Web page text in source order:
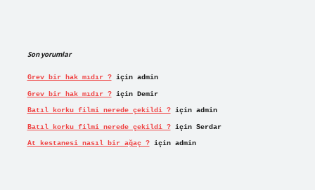
Son yorumlar
Grev bir hak mıdır ?için admin
Grev bir hak mıdır ?için Demir
Batıl korku filmi nerede çekildi ?için admin
Batıl korku filmi nerede çekildi ?için Serdar
At kestanesi nasıl bir ağaç ?için admin